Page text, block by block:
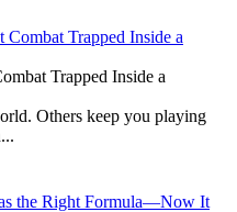
Trapped Inside a
Others keep you playing